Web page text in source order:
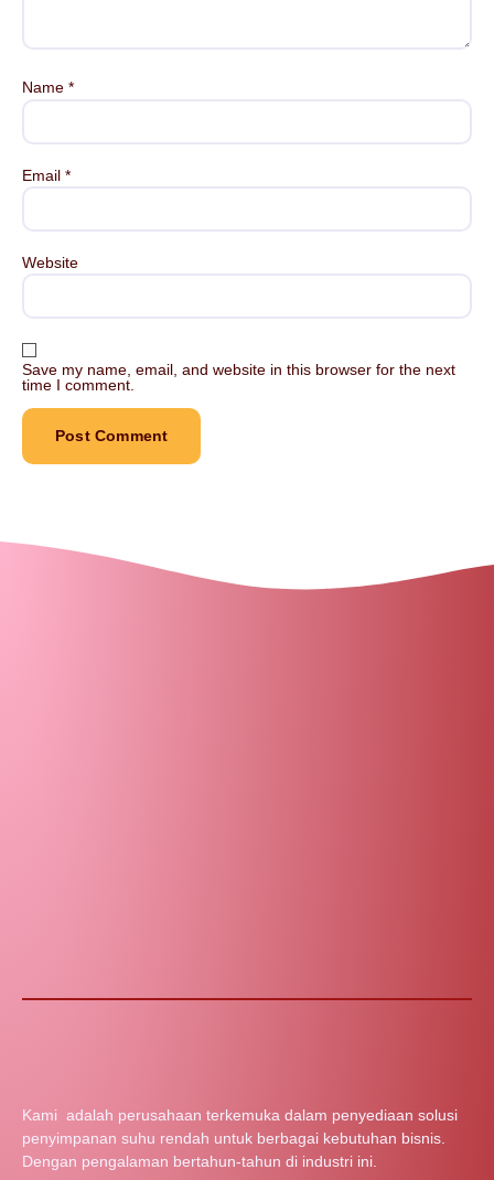
Name *
Email *
Website
Save my name, email, and website in this browser for the next
time I comment.
Kami adalah perusahaan terkemuka dalam penyediaan solusi
penyimpanan suhu rendah untuk berbagai kebutuhan bisnis.
Dengan pengalaman bertahun-tahun di industri ini.